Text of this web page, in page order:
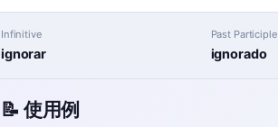
Infinitive
ignorar
Past Participle
ignorado
📝 使用例